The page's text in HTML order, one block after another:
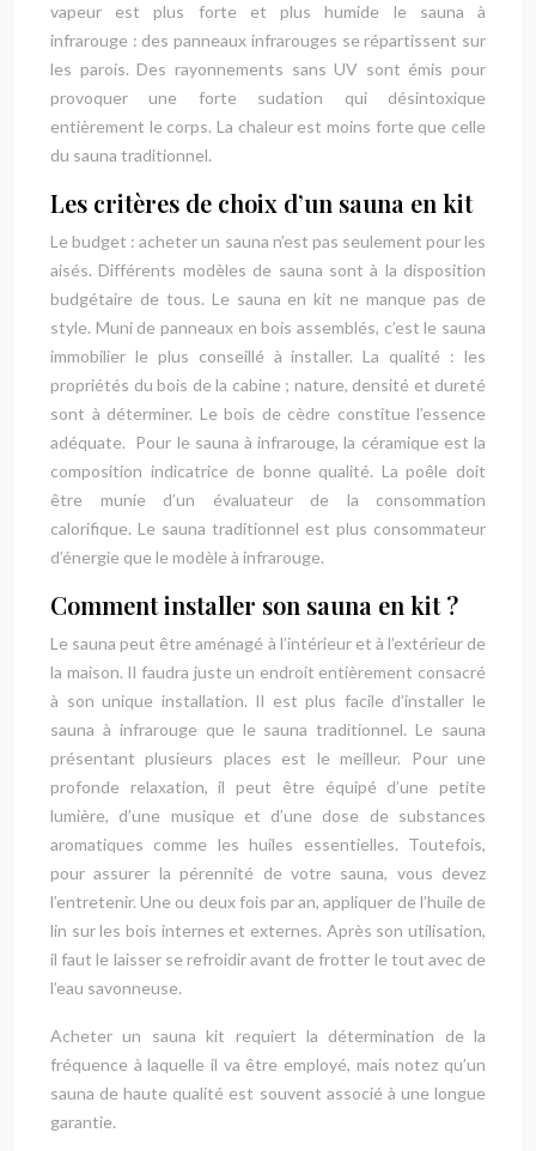
vapeur est plus forte et plus humide le sauna à
infrarouge : des panneaux infrarouges se répartissent sur
les parois. Des rayonnements sans UV sont émis pour
provoquer une forte sudation qui désintoxique
entièrement le corps. La chaleur est moins forte que celle
du sauna traditionnel.
Les critères de choix d’un sauna en kit
Le budget : acheter un sauna n’est pas seulement pour les
aisés. Différents modèles de sauna sont à la disposition
budgétaire de tous. Le sauna en kit ne manque pas de
style. Muni de panneaux en bois assemblés, c’est le sauna
immobilier le plus conseillé à installer. La qualité : les
propriétés du bois de la cabine ; nature, densité et dureté
sont à déterminer. Le bois de cèdre constitue l’essence
adéquate. Pour le sauna à infrarouge, la céramique est la
composition indicatrice de bonne qualité. La poêle doit
être munie d’un évaluateur de la consommation
calorifique. Le sauna traditionnel est plus consommateur
d’énergie que le modèle à infrarouge.
Comment installer son sauna en kit ?
Le sauna peut être aménagé à l’intérieur et à l’extérieur de
la maison. Il faudra juste un endroit entièrement consacré
à son unique installation. Il est plus facile d’installer le
sauna à infrarouge que le sauna traditionnel. Le sauna
présentant plusieurs places est le meilleur. Pour une
profonde relaxation, il peut être équipé d’une petite
lumière, d’une musique et d’une dose de substances
aromatiques comme les huiles essentielles. Toutefois,
pour assurer la pérennité de votre sauna, vous devez
l’entretenir. Une ou deux fois par an, appliquer de l’huile de
lin sur les bois internes et externes. Après son utilisation,
il faut le laisser se refroidir avant de frotter le tout avec de
l’eau savonneuse.
Acheter un sauna kit requiert la détermination de la
fréquence à laquelle il va être employé, mais notez qu’un
sauna de haute qualité est souvent associé à une longue
garantie.